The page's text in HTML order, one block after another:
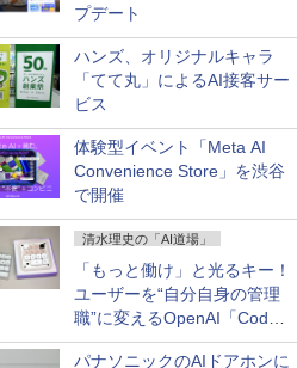
プデート
ハンズ、オリジナルキャラ
「てて丸」によるAI接客サー
ビス
体験型イベント「Meta AI
Convenience Store」を渋谷
で開催
清水理史の「AI道場」
「もっと働け」と光るキー！
ユーザーを“自分自身の管理
職”に変えるOpenAI「Codex
Micro」
パナソニックのAIドアホンに